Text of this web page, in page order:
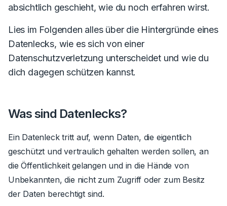
absichtlich geschieht, wie du noch erfahren wirst.
Lies im Folgenden alles über die Hintergründe eines
Datenlecks, wie es sich von einer
Datenschutzverletzung unterscheidet und wie du
dich dagegen schützen kannst.
Was sind Datenlecks?
Ein Datenleck tritt auf, wenn Daten, die eigentlich
geschützt und vertraulich gehalten werden sollen, an
die Öffentlichkeit gelangen und in die Hände von
Unbekannten, die nicht zum Zugriff oder zum Besitz
der Daten berechtigt sind.